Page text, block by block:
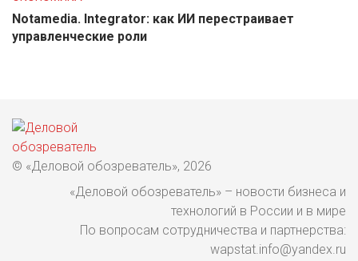
Notamedia. Integrator: как ИИ перестраивает
управленческие роли
© «Деловой обозреватель», 2026
«Деловой обозреватель» – новости бизнеса и
технологий в России и в мире
По вопросам сотрудничества и партнерства:
wapstat.info@yandex.ru